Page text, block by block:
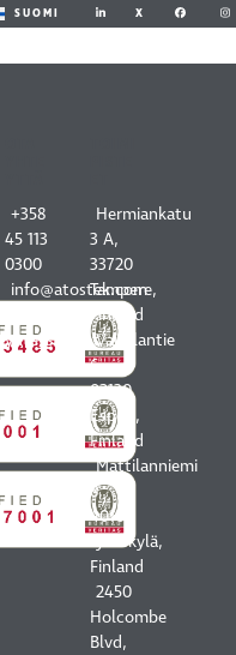
SUOMI X
+358
45 113
0300
info@atostek.com
yhteystiedot
Hermiankatu
3 A,
33720
Tampere,
Finland
Vaisalantie
6,
02130
Espoo,
Finland
Mattilanniemi
8,
40100
Jyväskylä,
Finland
2450
Holcombe
Blvd,